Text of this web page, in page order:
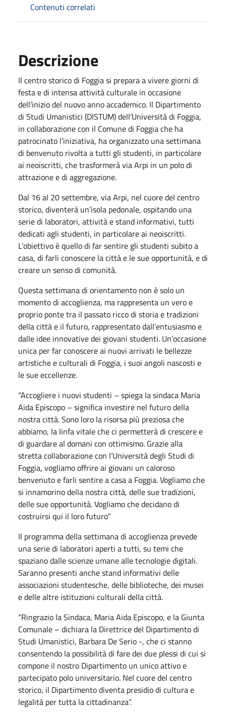
Contenuti correlati
Descrizione
Il centro storico di Foggia si prepara a vivere giorni di
festa e di intensa attività culturale in occasione
dell’inizio del nuovo anno accademico. Il Dipartimento
di Studi Umanistici (DISTUM) dell’Università di Foggia,
in collaborazione con il Comune di Foggia che ha
patrocinato l’iniziativa, ha organizzato una settimana
di benvenuto rivolta a tutti gli studenti, in particolare
ai neoiscritti, che trasformerà via Arpi in un polo di
attrazione e di aggregazione.
Dal 16 al 20 settembre, via Arpi, nel cuore del centro
storico, diventerà un’isola pedonale, ospitando una
serie di laboratori, attività e stand informativi, tutti
dedicati agli studenti, in particolare ai neoiscritti.
L’obiettivo è quello di far sentire gli studenti subito a
casa, di farli conoscere la città e le sue opportunità, e di
creare un senso di comunità.
Questa settimana di orientamento non è solo un
momento di accoglienza, ma rappresenta un vero e
proprio ponte tra il passato ricco di storia e tradizioni
della città e il futuro, rappresentato dall’entusiasmo e
dalle idee innovative dei giovani studenti. Un’occasione
unica per far conoscere ai nuovi arrivati le bellezze
artistiche e culturali di Foggia, i suoi angoli nascosti e
le sue eccellenze.
“Accogliere i nuovi studenti – spiega la sindaca Maria
Aida Episcopo – significa investire nel futuro della
nostra città. Sono loro la risorsa più preziosa che
abbiamo, la linfa vitale che ci permetterà di crescere e
di guardare al domani con ottimismo. Grazie alla
stretta collaborazione con l’Università degli Studi di
Foggia, vogliamo offrire ai giovani un caloroso
benvenuto e farli sentire a casa a Foggia. Vogliamo che
si innamorino della nostra città, delle sue tradizioni,
delle sue opportunità. Vogliamo che decidano di
costruirsi qui il loro futuro”
Il programma della settimana di accoglienza prevede
una serie di laboratori aperti a tutti, su temi che
spaziano dalle scienze umane alle tecnologie digitali.
Saranno presenti anche stand informativi delle
associazioni studentesche, delle biblioteche, dei musei
e delle altre istituzioni culturali della città.
“Ringrazio la Sindaca, Maria Aida Episcopo, e la Giunta
Comunale – dichiara la Direttrice del Dipartimento di
Studi Umanistici, Barbara De Serio -, che ci stanno
consentendo la possibilità di fare dei due plessi di cui si
compone il nostro Dipartimento un unico attivo e
partecipato polo universitario. Nel cuore del centro
storico, il Dipartimento diventa presidio di cultura e
legalità per tutta la cittadinanza”.